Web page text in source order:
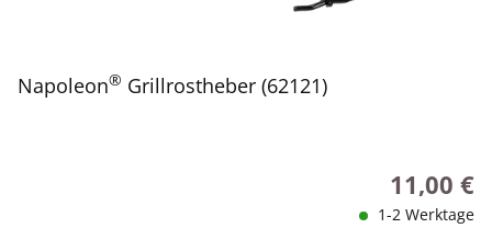
Napoleon® Grillrostheber (62121)
Regulärer
11,00 €
1-2 Werktage